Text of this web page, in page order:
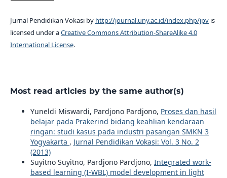
Jurnal Pendidikan Vokasi by http://journal.uny.ac.id/index.php/jpvis
licensed under aCreative Commons Attribution-ShareAlike 4.0
International License.
Most read articles by the same author(s)
Yuneldi Miswardi, Pardjono Pardjono, Proses dan hasil
belajar pada Prakerind bidang keahlian kendaraan
ringan: studi kasus pada industri pasangan SMKN 3
Yogyakarta , Jurnal Pendidikan Vokasi: Vol. 3 No. 2
(2013)
Suyitno Suyitno, Pardjono Pardjono, Integrated work-
based learning (I-WBL) model development in light